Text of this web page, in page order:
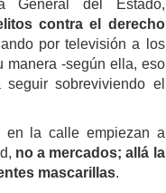
General del Estado,
contra el derecho
por televisión a los
manera -según ella, eso
sobreviviendo el
en la calle empiezan a
no a mercados; allá la
mascarillas.